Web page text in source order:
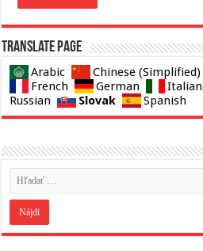
Translate page
Arabic Chinese (Simplified)
French
German Italian
Russian
Slovak Spanish